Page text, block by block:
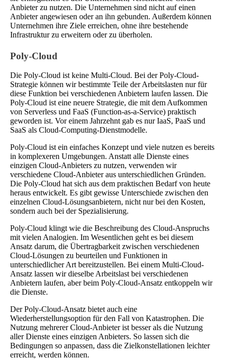
Anbieter zu nutzen. Die Unternehmen sind nicht auf einen
Anbieter angewiesen oder an ihn gebunden. Außerdem können
Unternehmen ihre Ziele erreichen, ohne ihre bestehende
Infrastruktur zu erweitern oder zu überholen.
Poly-Cloud
Die Poly-Cloud ist keine Multi-Cloud. Bei der Poly-Cloud-
Strategie können wir bestimmte Teile der Arbeitslasten nur für
diese Funktion bei verschiedenen Anbietern laufen lassen. Die
Poly-Cloud ist eine neuere Strategie, die mit dem Aufkommen
von Serverless und FaaS (Function-as-a-Service) praktisch
geworden ist. Vor einem Jahrzehnt gab es nur IaaS, PaaS und
SaaS als Cloud-Computing-Dienstmodelle.
Poly-Cloud ist ein einfaches Konzept und viele nutzen es bereits
in komplexeren Umgebungen. Anstatt alle Dienste eines
einzigen Cloud-Anbieters zu nutzen, verwenden wir
verschiedene Cloud-Anbieter aus unterschiedlichen Gründen.
Die Poly-Cloud hat sich aus dem praktischen Bedarf von heute
heraus entwickelt. Es gibt gewisse Unterschiede zwischen den
einzelnen Cloud-Lösungsanbietern, nicht nur bei den Kosten,
sondern auch bei der Spezialisierung.
Poly-Cloud klingt wie die Beschreibung des Cloud-Anspruchs
mit vielen Analogien. Im Wesentlichen geht es bei diesem
Ansatz darum, die Übertragbarkeit zwischen verschiedenen
Cloud-Lösungen zu beurteilen und Funktionen in
unterschiedlicher Art bereitzustellen. Bei einem Multi-Cloud-
Ansatz lassen wir dieselbe Arbeitslast bei verschiedenen
Anbietern laufen, aber beim Poly-Cloud-Ansatz entkoppeln wir
die Dienste.
Der Poly-Cloud-Ansatz bietet auch eine
Wiederherstellungsoption für den Fall von Katastrophen. Die
Nutzung mehrerer Cloud-Anbieter ist besser als die Nutzung
aller Dienste eines einzigen Anbieters. So lassen sich die
Bedingungen so anpassen, dass die Zielkonstellationen leichter
erreicht, werden können.